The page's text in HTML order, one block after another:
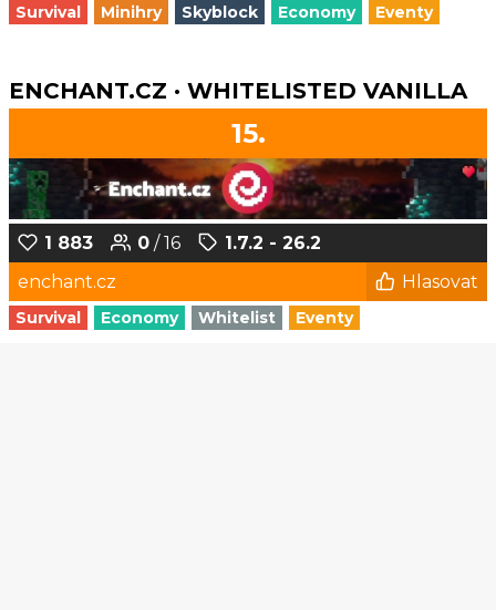
Survival Minihry Skyblock Economy Eventy
ENCHANT.CZ · WHITELISTED VANILLA
15.
1 883 0 / 16
1.7.2 - 26.2
enchant.cz
Hlasovat
Survival Economy Whitelist Eventy